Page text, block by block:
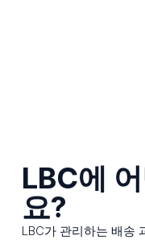
LBC에
요?
LBC가 관리하는 배송